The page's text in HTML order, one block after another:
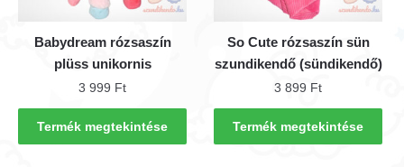
Babydream rózsaszín
plüss unikornis
3 999 Ft
Termék megtekintése
So Cute rózsaszín sün
szundikendő (sündikendő)
3 899 Ft
Termék megtekintése